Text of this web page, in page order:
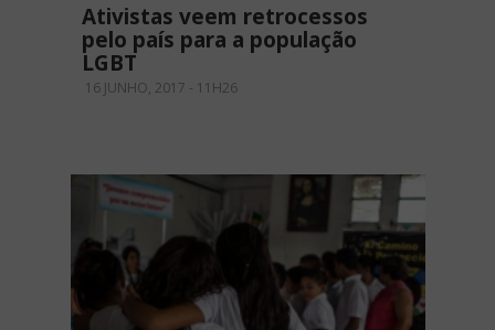
Ativistas veem retrocessos
pelo país para a população
LGBT
16 JUNHO, 2017 - 11H26